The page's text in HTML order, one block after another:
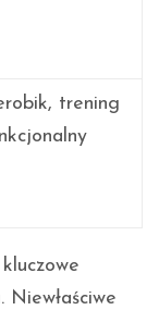
trening
. Niewłaściwe